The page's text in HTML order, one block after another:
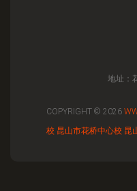
地址：
COPYRIGHT © 2026
校 昆山市花桥中心校 昆